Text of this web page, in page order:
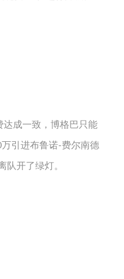
成一致，博格巴只能
引进布鲁诺-费尔南德
队开了绿灯。